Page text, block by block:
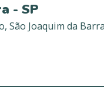
- SP
São Joaquim da